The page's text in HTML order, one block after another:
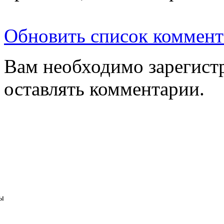
Обновить список
Вам необходимо
оставлять комментарии.